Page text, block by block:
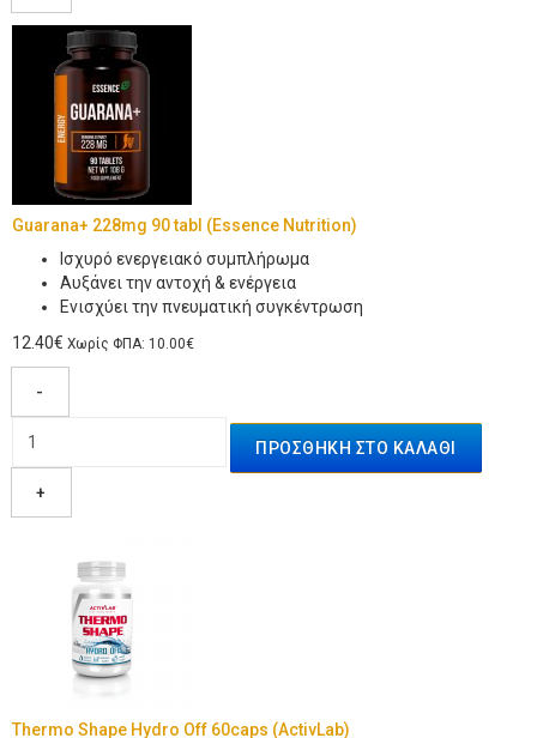
Guarana+ 228mg 90 tabl (Essence Nutrition)
Iσχυρό ενεργειακό συμπλήρωμα
Αυξάνει την αντοχή & ενέργεια
Ενισχύει την πνευματική συγκέντρωση
12.40€ Χωρίς ΦΠΑ: 10.00€
-
+
Thermo Shape Hydro Off 60caps (ActivLab)